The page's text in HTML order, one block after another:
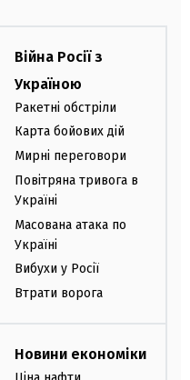
Війна Росії з
Україною
Ракетні обстріли
Карта бойових дій
Мирні переговори
Повітряна тривога в
Україні
Масована атака по
Україні
Вибухи у Росії
Втрати ворога
Новини економіки